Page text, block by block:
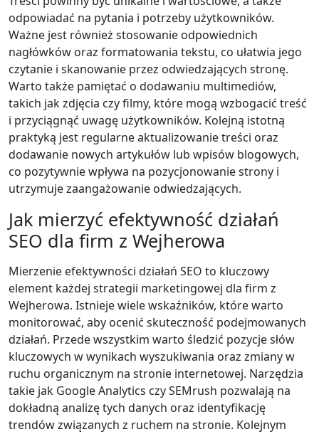
odpowiadać na pytania i potrzeby użytkowników.
Ważne jest również stosowanie odpowiednich
nagłówków oraz formatowania tekstu, co ułatwia jego
czytanie i skanowanie przez odwiedzających stronę.
Warto także pamiętać o dodawaniu multimediów,
takich jak zdjęcia czy filmy, które mogą wzbogacić treść
i przyciągnąć uwagę użytkowników. Kolejną istotną
praktyką jest regularne aktualizowanie treści oraz
dodawanie nowych artykułów lub wpisów blogowych,
co pozytywnie wpływa na pozycjonowanie strony i
utrzymuje zaangażowanie odwiedzających.
Jak mierzyć efektywność działań
SEO dla firm z Wejherowa
Mierzenie efektywności działań SEO to kluczowy
element każdej strategii marketingowej dla firm z
Wejherowa. Istnieje wiele wskaźników, które warto
monitorować, aby ocenić skuteczność podejmowanych
działań. Przede wszystkim warto śledzić pozycje słów
kluczowych w wynikach wyszukiwania oraz zmiany w
ruchu organicznym na stronie internetowej. Narzędzia
takie jak Google Analytics czy SEMrush pozwalają na
dokładną analizę tych danych oraz identyfikację
trendów związanych z ruchem na stronie. Kolejnym